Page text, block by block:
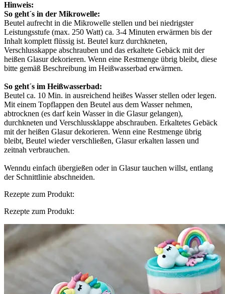
Hinweis:
So geht´s in der Mikrowelle:
Beutel aufrecht in die Mikrowelle stellen und bei niedrigster
Leistungsstufe (max. 250 Watt) ca. 3-4 Minuten erwärmen bis der
Inhalt komplett flüssig ist. Beutel kurz durchkneten,
Verschlusskappe abschrauben und das erkaltete Gebäck mit der
heißen Glasur dekorieren. Wenn eine Restmenge übrig bleibt, diese
bitte gemäß Beschreibung im Heißwasserbad erwärmen.
So geht´s im Heißwasserbad:
Beutel ca. 10 Min. in ausreichend heißes Wasser stellen oder legen.
Mit einem Topflappen den Beutel aus dem Wasser nehmen,
abtrocknen (es darf kein Wasser in die Glasur gelangen),
durchkneten und Verschlussklappe abschrauben. Erkaltetes Gebäck
mit der heißen Glasur dekorieren. Wenn eine Restmenge übrig
bleibt, Beutel wieder verschließen, Glasur erkalten lassen und
zeitnah verbrauchen.
Wenndu einfach übergießen oder in Glasur tauchen willst, entlang
der Schnittlinie abschneiden.
Rezepte zum Produkt:
Rezepte zum Produkt: